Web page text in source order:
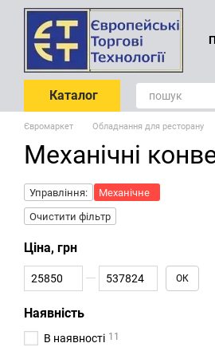
Перейти до основного контенту
Каталог
Євромаркет Обладнання для ресторану
Механічні
Управління:
Механічне
Очистити фільтр
Ціна, грн
Від Ціна, грн
До Ціна, грн ОК
Наявність
В наявності 11